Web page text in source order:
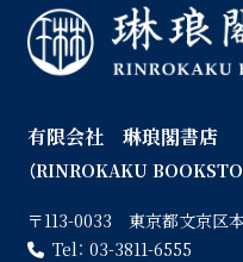
有限会社 琳琅閣書店
（RINROKAKU
〒113-0033 東京都文京区
Tel： 03-3811-6555